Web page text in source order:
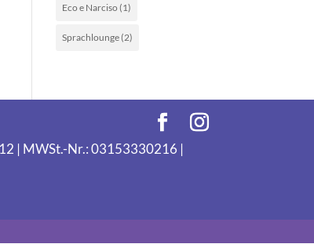
Eco e Narciso (1)
Sprachlounge(2)
| MWSt.-Nr.: 03153330216 |